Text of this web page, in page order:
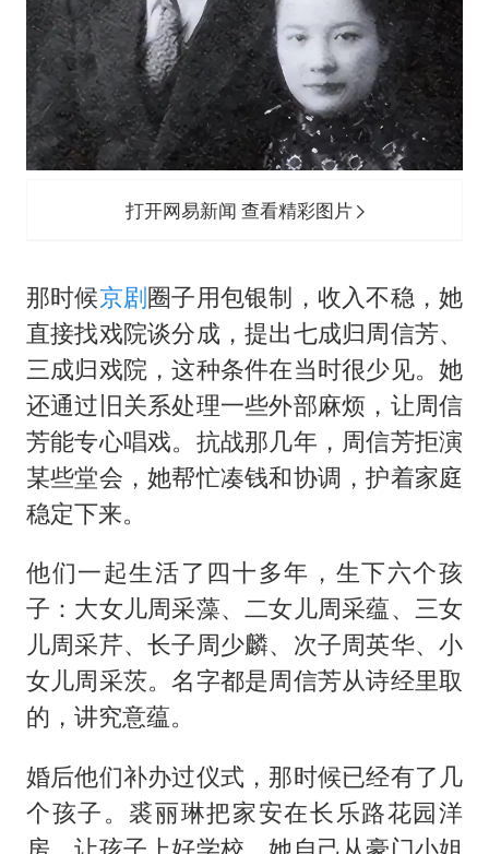
打开网易新闻 查看精彩图片
那时候京剧圈子用包银制，收入不稳，她
直接找戏院谈分成，提出七成归周信芳、
三成归戏院，这种条件在当时很少见。她
还通过旧关系处理一些外部麻烦，让周信
芳能专心唱戏。抗战那几年，周信芳拒演
某些堂会，她帮忙凑钱和协调，护着家庭
稳定下来。
他们一起生活了四十多年，生下六个孩
子：大女儿周采藻、二女儿周采蕴、三女
儿周采芹、长子周少麟、次子周英华、小
女儿周采茨。名字都是周信芳从诗经里取
的，讲究意蕴。
婚后他们补办过仪式，那时候已经有了几
个孩子。裘丽琳把家安在长乐路花园洋